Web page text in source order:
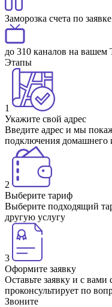
Заморозка счета по заявке
до 310 каналов на вашем
Этапы
1
Укажите свой адрес
Введите адрес и мы
подключения домашнего
2
Выберите тариф
Выберите подходящий
другую услугу
3
Оформите заявку
Оставьте заявку и с
проконсультирует по
Звоните